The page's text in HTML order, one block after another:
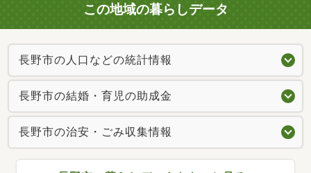
この地域の暮らしデータ
長野市の人口などの統計情報
長野市の結婚・育児の助成金
長野市の治安・ごみ収集情報